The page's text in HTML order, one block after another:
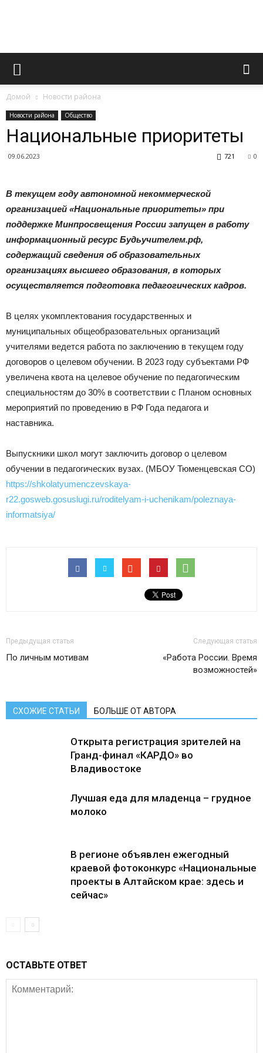
Официальный
«Вперед»
Тюменцевский
Домой Новости района
Новости района Общество
Национальные приоритеты
09.06.2023 0
721
В текущем году автономной некоммерческой
организацией «Национальные приоритеты» при
поддержке Минпросвещения России запущен в работу
информационный ресурс Будьучителем.рф,
содержащий сведения об образовательных
организациях высшего образования, в которых
осуществляется подготовка педагогических кадров.
В целях укомплектования государственных и
муниципальных общеобразовательных организаций
учителями ведется работа по заключению в текущем году
договоров о целевом обучении. В 2023 году субъектами РФ
увеличена квота на целевое обучение по педагогическим
специальностям до 30% в соответствии с Планом основных
мероприятий по проведению в РФ Года педагога и
наставника.
Выпускники школ могут заключить договор о целевом
обучении в педагогических вузах. (МБОУ Тюменцевская СО)
https://shkolatyumenczevskaya-
r22.gosweb.gosuslugi.ru/roditelyam-i-uchenikam/poleznaya-
informatsiya/
Предыдущая статья
По личным мотивам
Следующая статья
«Работа России. Время
возможностей»
СХОЖИЕ СТАТЬИ БОЛЬШЕ ОТ АВТОРА
Открыта регистрация зрителей на
Гранд-финал «КАРДО» во
Владивостоке
Лучшая еда для младенца – грудное
молоко
В регионе объявлен ежегодный
краевой фотоконкурс «Национальные
проекты в Алтайском крае: здесь и
сейчас»
ОСТАВЬТЕ ОТВЕТ